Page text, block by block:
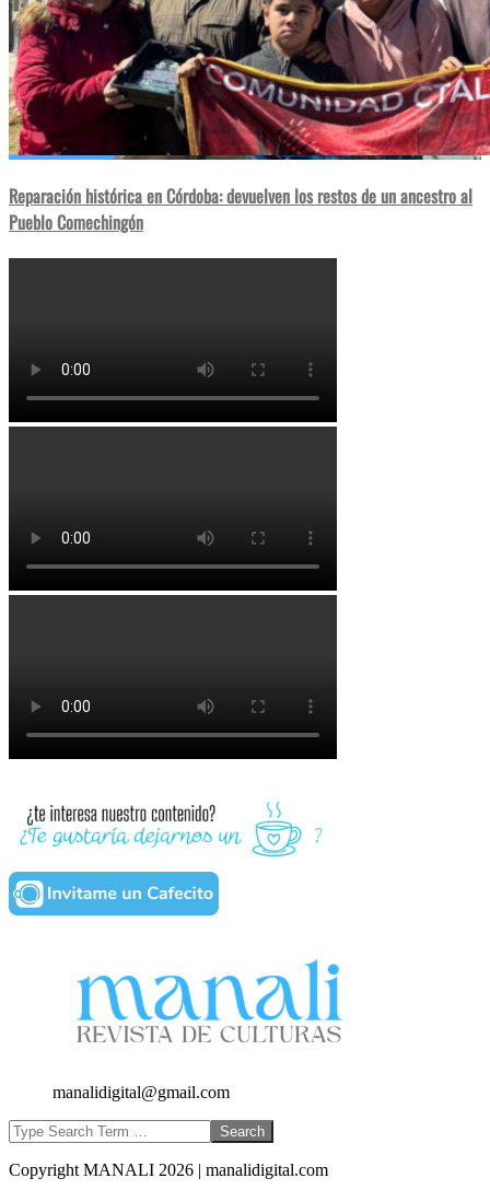
Reparación histórica en Córdoba: devuelven los restos de un ancestro al
Pueblo Comechingón
manalidigital@gmail.com
Search
Copyright MANALI 2026 | manalidigital.com